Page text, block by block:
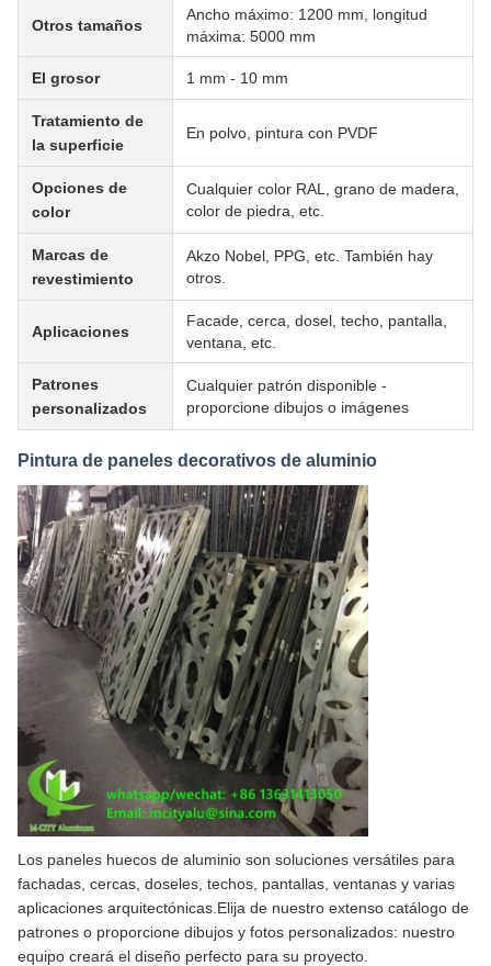
Otros tamaños
Ancho máximo: 1200 mm, longitud
máxima: 5000 mm
El grosor 1 mm - 10 mm
Tratamiento de
la superficie
En polvo, pintura con PVDF
Opciones de
color
Cualquier color RAL, grano de madera,
color de piedra, etc.
Marcas de
revestimiento
Akzo Nobel, PPG, etc. También hay
otros.
Aplicaciones
Facade, cerca, dosel, techo, pantalla,
ventana, etc.
Patrones
personalizados
Cualquier patrón disponible -
proporcione dibujos o imágenes
Pintura de paneles decorativos de aluminio
Los paneles huecos de aluminio son soluciones versátiles para
fachadas, cercas, doseles, techos, pantallas, ventanas y varias
aplicaciones arquitectónicas.Elija de nuestro extenso catálogo de
patrones o proporcione dibujos y fotos personalizados: nuestro
equipo creará el diseño perfecto para su proyecto.